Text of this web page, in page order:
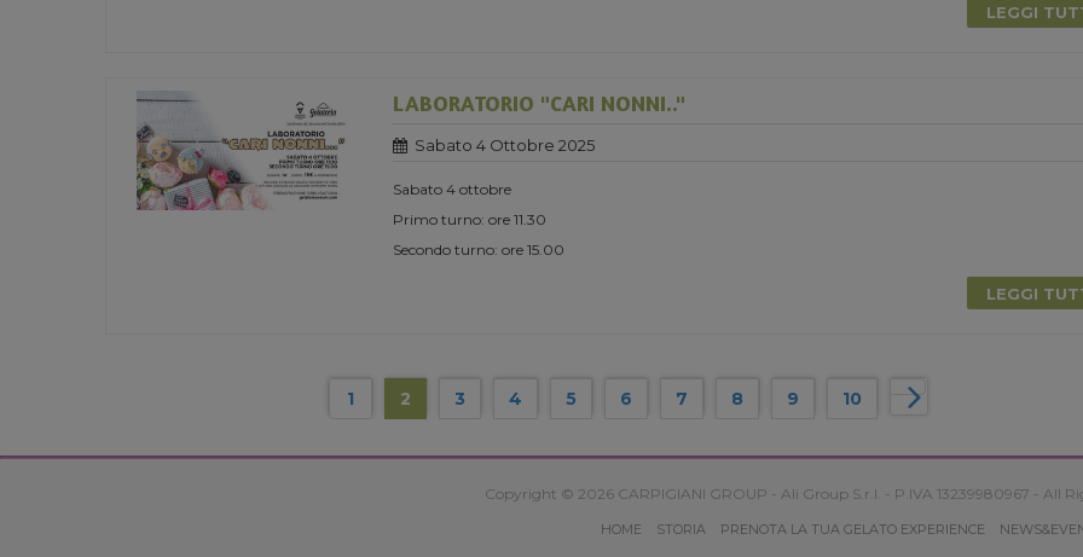
LEGGI
LABORATORIO "CARI NONNI.."
Sabato 4 Ottobre 2025
Sabato 4 ottobre
Primo turno: ore 11.30
Secondo turno: ore 15.00
LEGGI
1 2 3 4 5 6 7 8 9 10
Copyright © 2026 CARPIGIANI GROUP - Ali Group S.r.l. - P.IVA 13239980967 - All
HOME STORIA PRENOTA LA TUA GELATO EXPERIENCE